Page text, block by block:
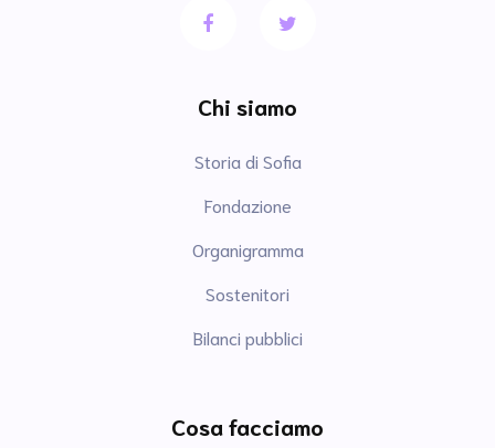
Chi siamo
Storia di Sofia
Fondazione
Organigramma
Sostenitori
Bilanci pubblici
Cosa facciamo